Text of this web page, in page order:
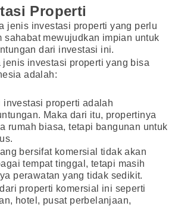
Properti
jenis investasi properti yang perlu
sahabat mewujudkan impian untuk
dari investasi ini.
jenis investasi properti yang bisa
adalah:
investasi properti adalah
Maka dari itu, propertinya
rumah biasa, tetapi bangunan untuk
bersifat komersial tidak akan
tempat tinggal, tetapi masih
perawatan yang tidak sedikit.
properti komersial ini seperti
hotel, pusat perbelanjaan,